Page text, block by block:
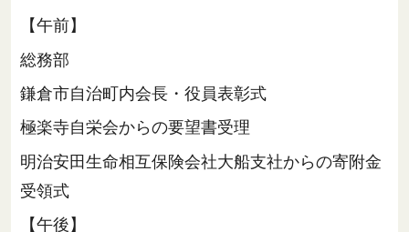
【午前】
総務部
鎌倉市自治町内会長・役員表彰式
極楽寺自栄会からの要望書受理
明治安田生命相互保険会社大船支社からの寄附金
受領式
【午後】